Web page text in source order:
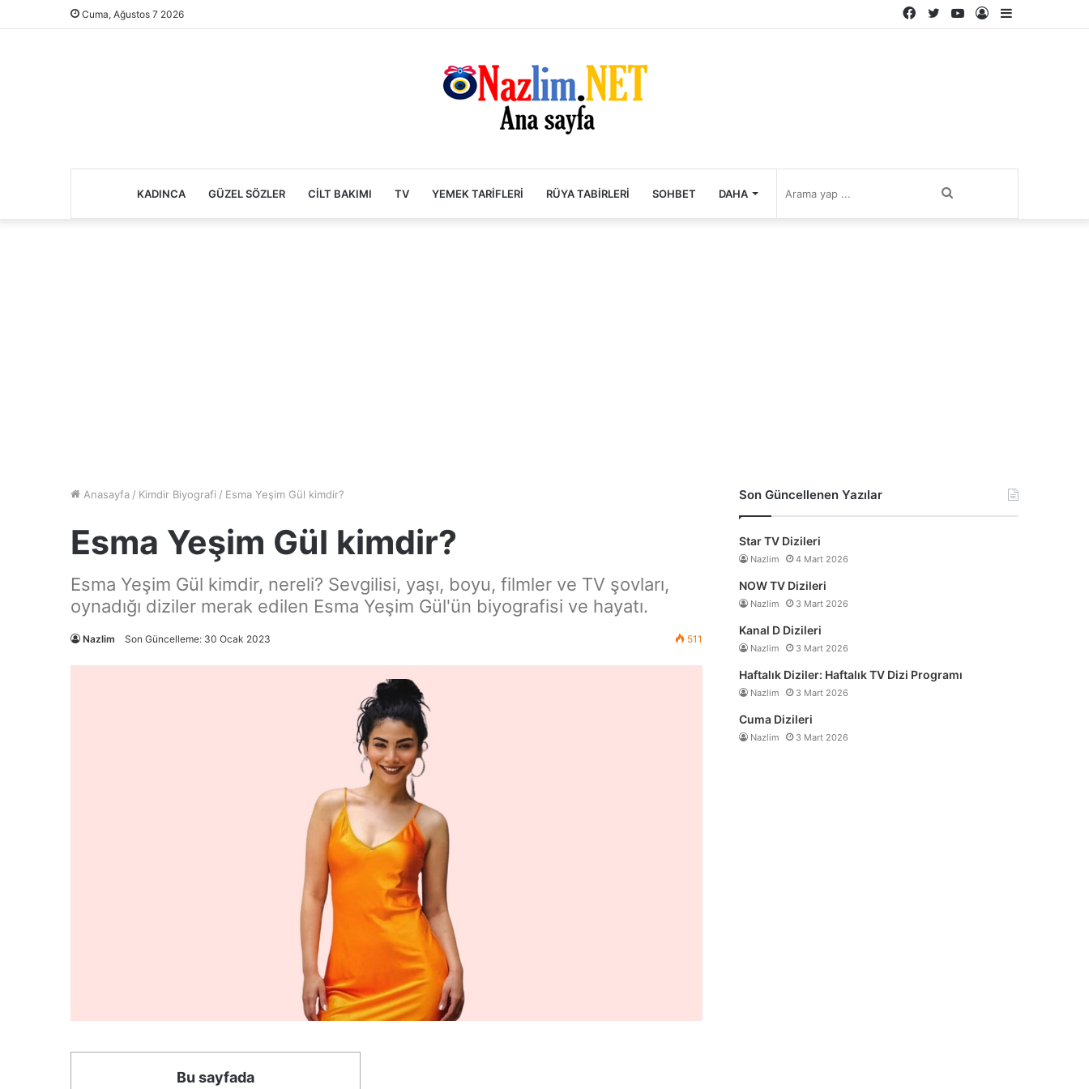
Cuma, Ağustos 7 2026
Kenar
Kayıt
YouTube
Twitter
Facebook
KADINCA GÜZEL SÖZLER CILT BAKIMI TV YEMEK TARIFLERI RÜYA TABIRLERI SOHBET DAHA
Anasayfa / Kimdir Biyografi / Esma Yeşim Gül kimdir?
Esma Yeşim Gül kimdir?
Esma Yeşim Gül kimdir, nereli? Sevgilisi, yaşı, boyu, filmler ve TV şovları,
oynadığı diziler merak edilen Esma Yeşim Gül'ün biyografisi ve hayatı.
Nazlim Son Güncelleme: 30 Ocak 2023 511
Bu sayfada
Son Güncellenen Yazılar
Star TV Dizileri
Nazlim 4 Mart 2026
NOW TV Dizileri
Nazlim 3 Mart 2026
Kanal D Dizileri
Nazlim 3 Mart 2026
Haftalık Diziler: Haftalık TV Dizi Programı
Nazlim 3 Mart 2026
Cuma Dizileri
Nazlim 3 Mart 2026